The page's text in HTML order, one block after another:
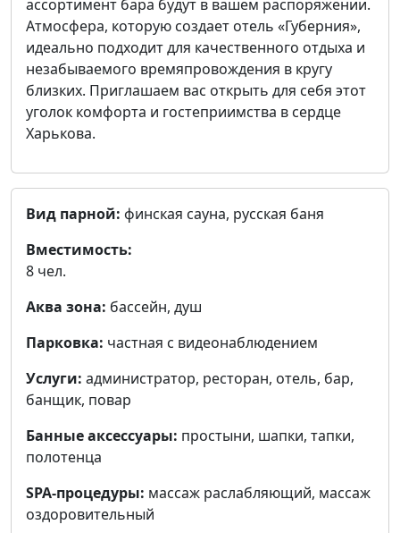
ассортимент бара будут в вашем распоряжении.
Атмосфера, которую создает отель «Губерния»,
идеально подходит для качественного отдыха и
незабываемого времяпровождения в кругу
близких. Приглашаем вас открыть для себя этот
уголок комфорта и гостеприимства в сердце
Харькова.
Вид парной: финская сауна, русская баня
Вместимость:
8 чел.
Аква зона: бассейн, душ
Парковка: частная с видеонаблюдением
Услуги: администратор, ресторан, отель, бар,
банщик, повар
Банные аксессуары: простыни, шапки, тапки,
полотенца
SPA-процедуры: массаж раслабляющий, массаж
оздоровительный